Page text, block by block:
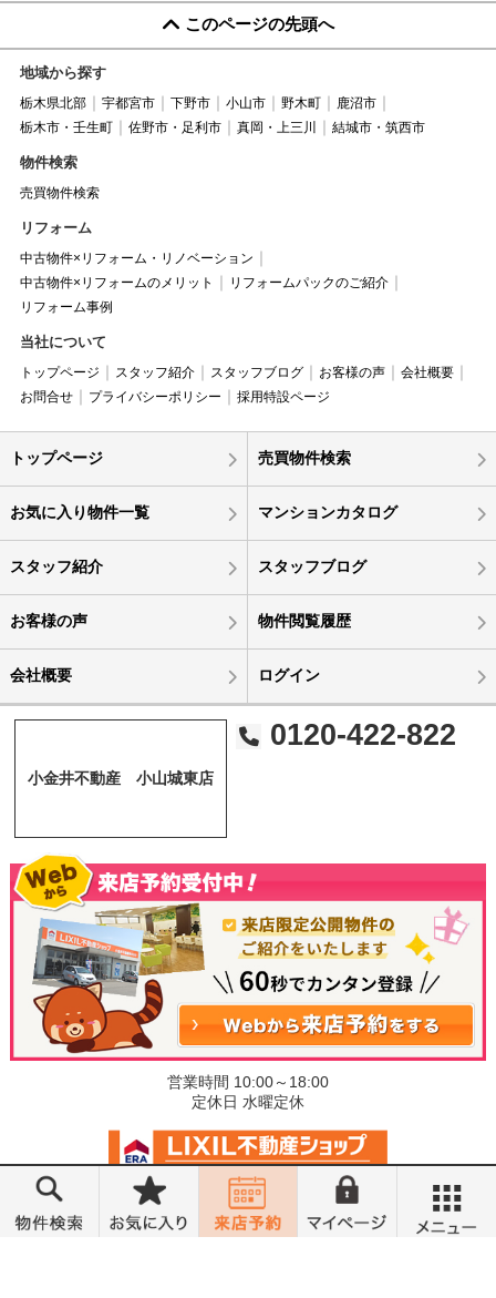
このページの先頭へ
地域から探す
栃木県北部 宇都宮市 下野市 小山市 野木町
鹿沼市
栃木市・壬生町
佐野市・足利市 真岡・上三川 結城市・筑西市
物件検索
売買物件検索
リフォーム
中古物件×リフォーム・リノベーション
中古物件×リフォームのメリット
リフォームパックのご紹介
リフォーム事例
当社について
トップページ スタッフ紹介 スタッフブログ お客様の声
会社概要
お問合せ
プライバシーポリシー 採用特設ページ
トップページ 売買物件検索
お気に入り物件一覧 マンションカタログ
スタッフ紹介 スタッフブログ
お客様の声 物件閲覧履歴
会社概要 ログイン
小金井不動産 小山城東店
0120-422-822
営業時間 10:00～18:00
定休日 水曜定休
©小金井不動産売買部 小山城東店